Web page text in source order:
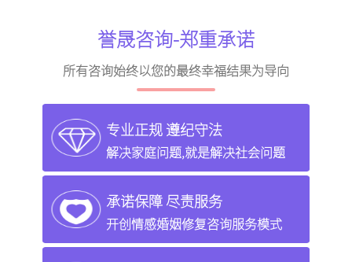
誉晟咨询-郑重承诺
所有咨询始终以您的最终幸福结果为导向
专业正规 遵纪守法
解决家庭问题,就是解决社会问题
承诺保障 尽责服务
开创情感婚姻修复咨询服务模式